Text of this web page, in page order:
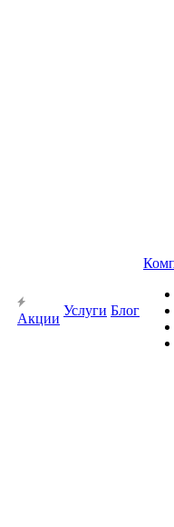
Акции
Услуги Блог